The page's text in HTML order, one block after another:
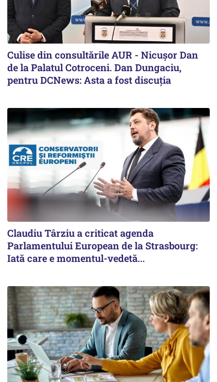
Culise din consultările AUR - Nicușor Dan
de la Palatul Cotroceni. Dan Dungaciu,
pentru DCNews: Asta a fost discuția
Claudiu Târziu a criticat agenda
Parlamentului European de la Strasbourg:
Iată care e momentul-vedetă...